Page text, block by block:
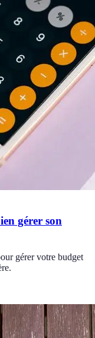
gérer son
gérer votre budget